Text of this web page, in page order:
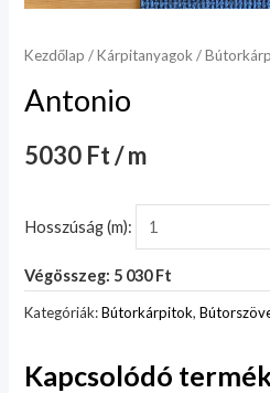
Kezdőlap /Kárpitanyagok /
Antonio
5030 Ft / m
Hosszúság (m):
Végösszeg: 5 030 Ft
Kategóriák:Bútorkárpitok,
Kapcsolódó